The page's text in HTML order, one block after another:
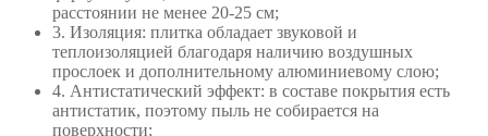
расстоянии не менее 20-25 см;
3. Изоляция: плитка обладает звуковой и
теплоизоляцией благодаря наличию воздушных
прослоек и дополнительному алюминиевому слою;
4. Антистатический эффект: в составе покрытия есть
антистатик, поэтому пыль не собирается на
поверхности;